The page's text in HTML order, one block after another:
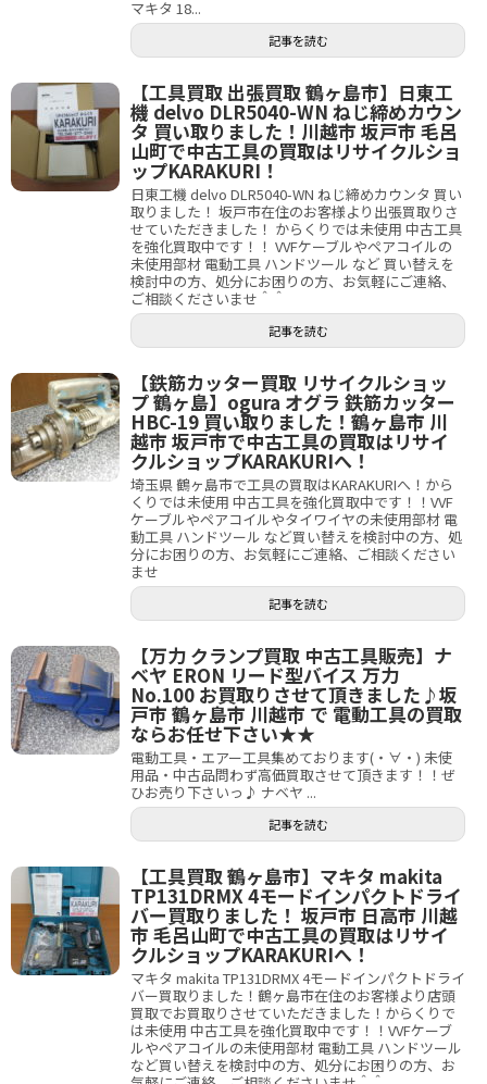
マキタ 18...
記事を読む
【工具買取 出張買取 鶴ヶ島市】日東工
機 delvo DLR5040-WN ねじ締めカウン
タ 買い取りました！川越市 坂戸市 毛呂
山町で中古工具の買取はリサイクルショ
ップKARAKURI！
日東工機 delvo DLR5040-WN ねじ締めカウンタ 買い
取りました！ 坂戸市在住のお客様より出張買取りさ
せていただきました！ からくりでは未使用 中古工具
を強化買取中です！！ VVFケーブルやペアコイルの
未使用部材 電動工具 ハンドツール など 買い替えを
検討中の方、処分にお困りの方、お気軽にご連絡、
ご相談くださいませ＾＾
記事を読む
【鉄筋カッター買取 リサイクルショッ
プ 鶴ヶ島】ogura オグラ 鉄筋カッター
HBC-19 買い取りました！鶴ヶ島市 川
越市 坂戸市で中古工具の買取はリサイ
クルショップKARAKURIへ！
埼玉県 鶴ヶ島市で工具の買取はKARAKURIへ！から
くりでは未使用 中古工具を強化買取中です！！VVF
ケーブルやペアコイルやタイワイヤの未使用部材 電
動工具 ハンドツール など買い替えを検討中の方、処
分にお困りの方、お気軽にご連絡、ご相談ください
ませ
記事を読む
【万力 クランプ買取 中古工具販売】ナ
ベヤ ERON リード型バイス 万力
No.100 お買取りさせて頂きました♪坂
戸市 鶴ヶ島市 川越市 で 電動工具の買取
ならお任せ下さい★★
電動工具・エアー工具集めております(・∀・) 未使
用品・中古品問わず高価買取させて頂きます！！ぜ
ひお売り下さいっ♪ ナベヤ ...
記事を読む
【工具買取 鶴ヶ島市】マキタ makita
TP131DRMX 4モードインパクトドライ
バー買取りました！ 坂戸市 日高市 川越
市 毛呂山町で中古工具の買取はリサイ
クルショップKARAKURIへ！
マキタ makita TP131DRMX 4モードインパクトドライ
バー買取りました！鶴ヶ島市在住のお客様より店頭
買取でお買取りさせていただきました！からくりで
は未使用 中古工具を強化買取中です！！VVFケーブ
ルやペアコイルの未使用部材 電動工具 ハンドツール
など買い替えを検討中の方、処分にお困りの方、お